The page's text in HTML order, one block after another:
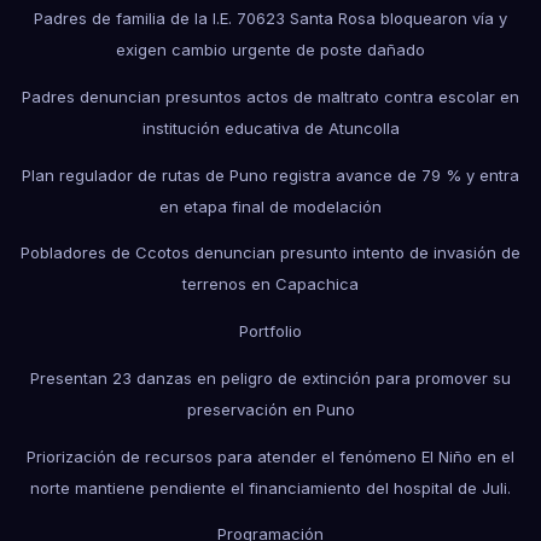
Padres de familia de la I.E. 70623 Santa Rosa bloquearon vía y
exigen cambio urgente de poste dañado
Padres denuncian presuntos actos de maltrato contra escolar en
institución educativa de Atuncolla
Plan regulador de rutas de Puno registra avance de 79 % y entra
en etapa final de modelación
Pobladores de Ccotos denuncian presunto intento de invasión de
terrenos en Capachica
Portfolio
Presentan 23 danzas en peligro de extinción para promover su
preservación en Puno
Priorización de recursos para atender el fenómeno El Niño en el
norte mantiene pendiente el financiamiento del hospital de Juli.
Programación